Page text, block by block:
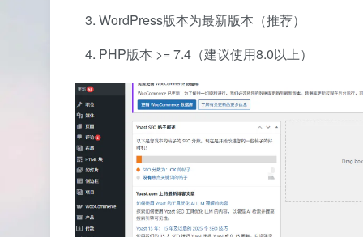
WordPress版本为最新版本（推荐）
PHP版本 >= 7.4（建议使用8.0以上）